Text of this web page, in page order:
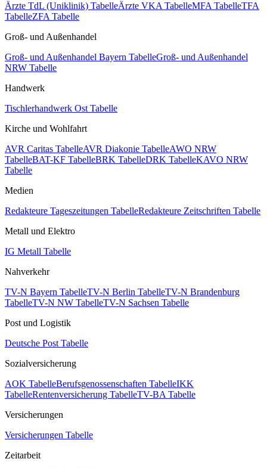
Ärzte TdL (Uniklinik) TabelleÄrzte VKA TabelleMFA TabelleTFA
TabelleZFA Tabelle
Groß- und Außenhandel
Groß- und Außenhandel Bayern TabelleGroß- und Außenhandel
NRW Tabelle
Handwerk
Tischlerhandwerk Ost Tabelle
Kirche und Wohlfahrt
AVR Caritas TabelleAVR Diakonie TabelleAWO NRW
TabelleBAT-KF TabelleBRK TabelleDRK TabelleKAVO NRW
Tabelle
Medien
Redakteure Tageszeitungen TabelleRedakteure Zeitschriften Tabelle
Metall und Elektro
IG Metall Tabelle
Nahverkehr
TV-N Bayern TabelleTV-N Berlin TabelleTV-N Brandenburg
TabelleTV-N NW TabelleTV-N Sachsen Tabelle
Post und Logistik
Deutsche Post Tabelle
Sozialversicherung
AOK TabelleBerufsgenossenschaften TabelleIKK
TabelleRentenversicherung TabelleTV-BA Tabelle
Versicherungen
Versicherungen Tabelle
Zeitarbeit